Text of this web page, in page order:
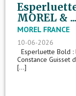
MOREL & ...
MOREL FRANCE
10-06-2026
Esperluette Bold
Constance
[...]